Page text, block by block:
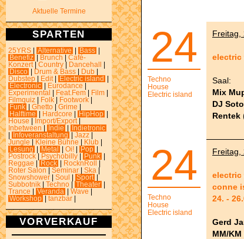
Aktuelle Termine
SPARTEN
25YRS Alternative Bass
Benefiz
Brunch
Café-
Konzert
Country Dancehall
Disco
Drum & Bass Dub
Dubstep
Edit Electric island
Electronic
Eurodance
Experimental
Feat.Fem Film
Filmquiz
Folk Footwork
Funk
Ghetto Grime
Halftime
Hardcore HipHop
House
Import/Export
Inbetween
Indie
Indietronic
Infoveranstaltung Jazz
Jungle
Kleine Bühne Klub
Lesung
Metal Oi! Pop
Postrock
Psychobilly Punk
Reggae
Rock RocknRoll
Roter Salon
Seminar Ska
Snowshower
Soul Sport
Subbotnik
Techno Theater
Trance
Veranda Wave
Workshop
tanzbar
VORVERKAUF
24
Techno
House
Electric island
Freitag,
electric
Saal:
Mix
DJ
Rentek
24
Techno
House
Electric island
Freitag,
electric
conne
24. -
Gerd
MM/KM